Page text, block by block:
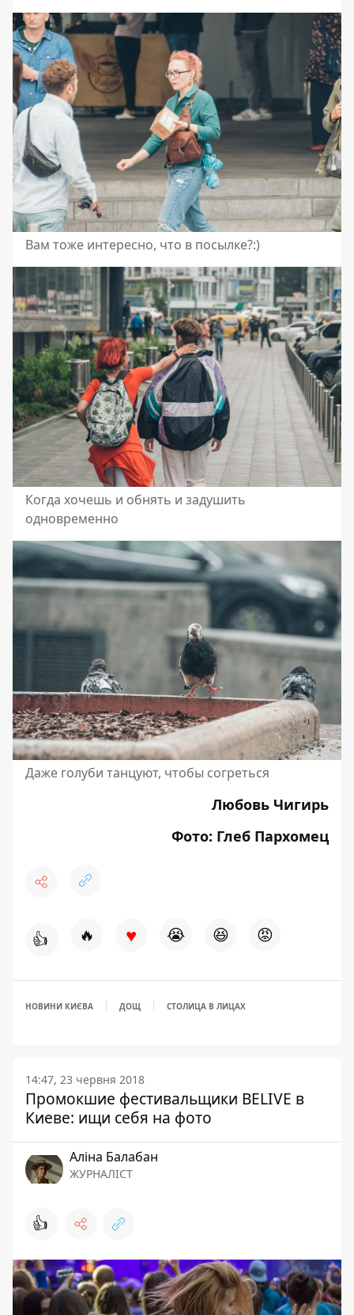
Вам тоже интересно, что в посылке?:)
Когда хочешь и обнять и задушить
одновременно
Даже голуби танцуют, чтобы согреться
Любовь Чигирь
Фото: Глеб Пархомец
👍 🔥 ♥ 😭 😆 😡
НОВИНИ КИЄВА ДОЩ СТОЛИЦА В ЛИЦАХ
14:47, 23 червня 2018
Промокшие фестивальщики BELIVE в
Киеве: ищи себя на фото
Аліна Балабан
ЖУРНАЛІСТ
👍